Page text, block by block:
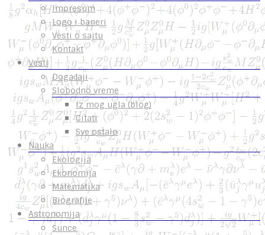
Impresum
Logo i baneri
Vesti o sajtu
Kontakt
Vesti
Događaji
Slobodno vreme
Iz mog ugla (blog)
Citati
Sve ostalo
Nauka
Ekologija
Ekonomija
Matematika
Biografije
Astronomija
Sunce